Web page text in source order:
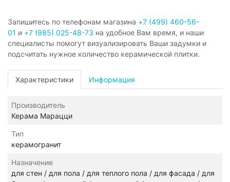
Запишитесь по телефонам магазина +7 (499) 460-56-
01 и +7 (985) 025-48-73 на удобное Вам время, и наши
специалисты помогут визуализировать Ваши задумки и
подсчитать нужное количество керамической плитки.
Характеристики Информация
Производитель
Керама Марацци
Тип
керамогранит
Назначение
для стен / для пола / для теплого пола / для фасада / для